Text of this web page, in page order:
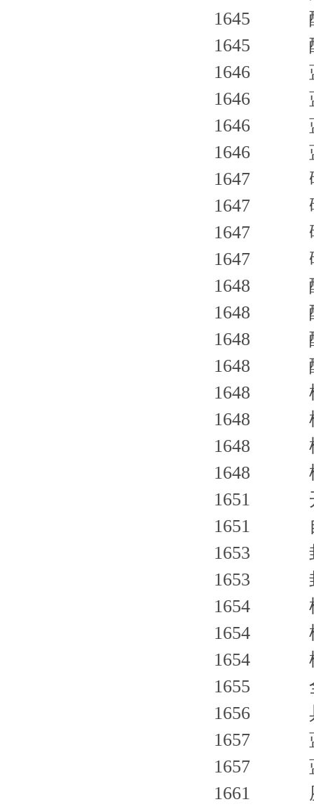
1645 酸
1645 酸
1646 蓝
1646 蓝
1646 蓝
1646 蓝
1647 碱
1647 碱
1647 碱
1647 碱
1648 酸
1648 酸
1648 酸
1648 酸
1648 棕
1648 棕
1648 棕
1648 棕
1651 开
1651
1653 封
1653 封
1654 棕
1654 棕
1654 棕
1655
1656 具
1657 蓝
1657 蓝
1661 座